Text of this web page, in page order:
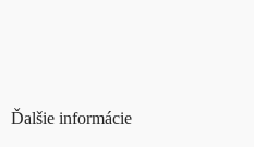
Ďalšie informácie